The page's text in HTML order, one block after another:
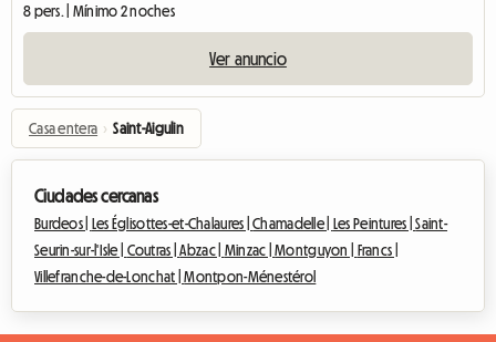
8 pers. | Mínimo 2 noches
Ver anuncio
Casa entera › Saint-Aigulin
Ciudades cercanas
Burdeos | Les Églisottes-et-Chalaures |Chamadelle | Les Peintures |Saint-
Seurin-sur-l'Isle | Coutras |Abzac | Minzac |Montguyon |
Francs |
Villefranche-de-Lonchat |Montpon-Ménestérol